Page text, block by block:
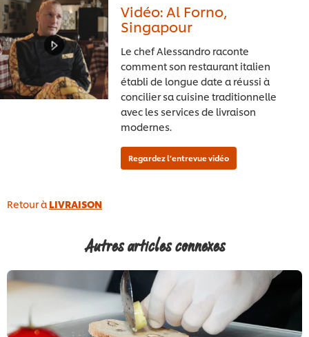
Vidéo: Al Forno,
Singapour
Le chef Alessandro raconte
comment son restaurant italien
établi de longue date a réussi à
concilier sa cuisine traditionnelle
avec les services de livraison
modernes.
Retour à LIVRAISON
Autres articles connexes